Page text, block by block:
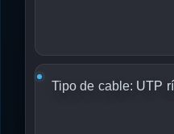
Tipo de cable: UTP